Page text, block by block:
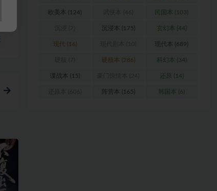
欧美本 (124) 民国本 (103)
沉浸本 (175) 玄幻本 (44)
现代 (16) 现代本 (689)
硬核本 (286) 科幻本 (34)
谍战本 (15) 还原 (14)
阵营本 (165) 韩国本 (6)